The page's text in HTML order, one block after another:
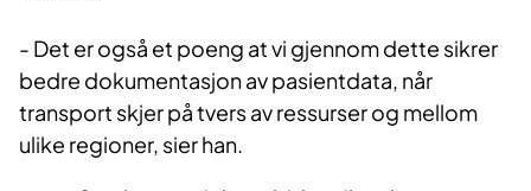
- Det er også et poeng at vi gjennom dette sikrer
bedre dokumentasjon av pasientdata, når
transport skjer på tvers av ressurser og mellom
ulike regioner, sier han.